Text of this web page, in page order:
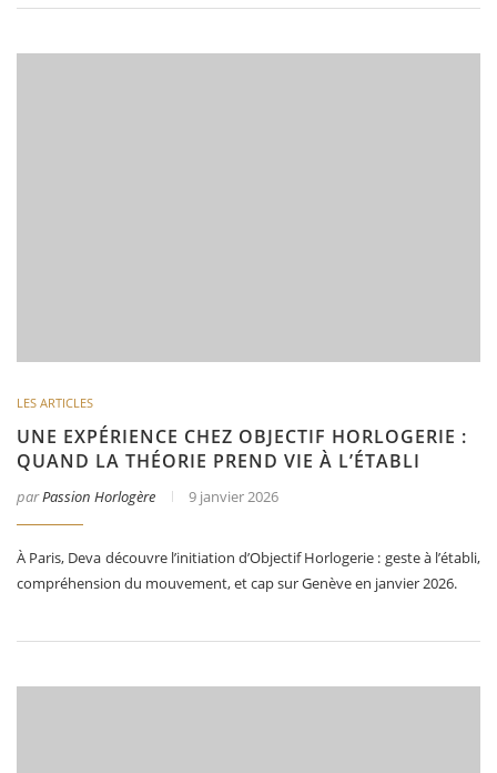
LES ARTICLES
UNE EXPÉRIENCE CHEZ OBJECTIF HORLOGERIE :
QUAND LA THÉORIE PREND VIE À L’ÉTABLI
parPassion Horlogère 9 janvier 2026
À Paris, Deva découvre l’initiation d’Objectif Horlogerie : geste à l’établi,
compréhension du mouvement, et cap sur Genève en janvier 2026.